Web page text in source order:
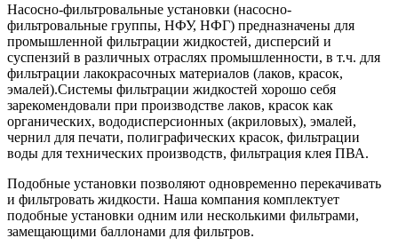
Насосно-фильтровальные установки (насосно-
фильтровальные группы, НФУ, НФГ) предназначены для
промышленной фильтрации жидкостей, дисперсий и
суспензий в различных отраслях промышленности, в т.ч. для
фильтрации лакокрасочных материалов (лаков, красок,
эмалей).Системы фильтрации жидкостей хорошо себя
зарекомендовали при производстве лаков, красок как
органических, вододисперсионных (акриловых), эмалей,
чернил для печати, полиграфических красок, фильтрации
воды для технических производств, фильтрация клея ПВА.
Подобные установки позволяют одновременно перекачивать
и фильтровать жидкости. Наша компания комплектует
подобные установки одним или несколькими фильтрами,
замещающими баллонами для фильтров.